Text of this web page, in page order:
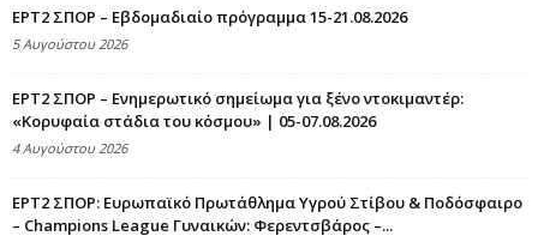
ΕΡΤ2 ΣΠΟΡ – Εβδομαδιαίο πρόγραμμα 15-21.08.2026
5 Αυγούστου 2026
ΕΡΤ2 ΣΠΟΡ – Ενημερωτικό σημείωμα για ξένο ντοκιμαντέρ:
«Κορυφαία στάδια του κόσμου» | 05-07.08.2026
4 Αυγούστου 2026
ΕΡΤ2 ΣΠΟΡ: Ευρωπαϊκό Πρωτάθλημα Υγρού Στίβου & Ποδόσφαιρο
– Champions League Γυναικών: Φερεντσβάρος –...